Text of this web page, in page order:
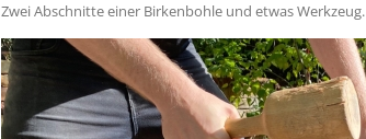
Zwei Abschnitte einer Birkenbohle und etwas Werkzeug.